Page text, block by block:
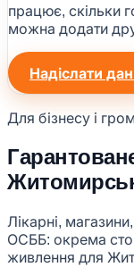
працює, скільки
можна додати
Надіслати
Для бізнесу і
Лікарні,
ОСББ: окрема
живлення для